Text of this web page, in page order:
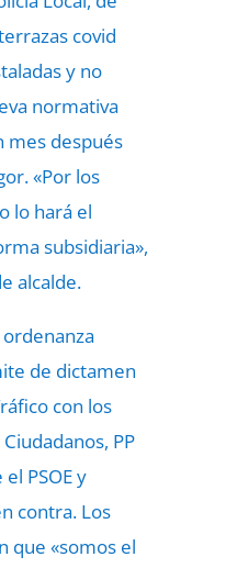
covid
y no
normativa
mes después
«Por los
lo hará el
subsidiaria»,
alcalde.
de dictamen
con los
PP
PSOE y
contra. Los
que «somos el